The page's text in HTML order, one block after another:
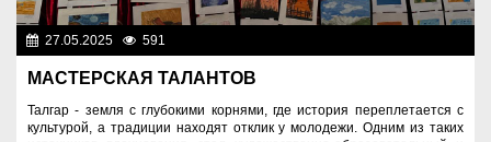
27.05.2025 591
МАСТЕРСКАЯ ТАЛАНТОВ
Талгар - земля с глубокими корнями, где история переплетается с
культурой, а традиции находят отклик у молодежи. Одним из таких